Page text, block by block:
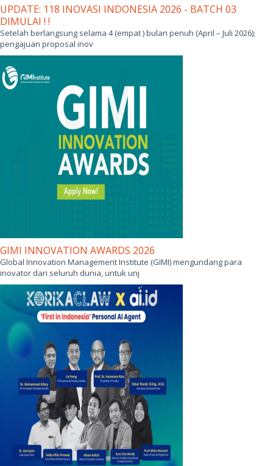
UPDATE: 118 INOVASI INDONESIA 2026 - BATCH 03
DIMULAI ! !
Setelah berlangsung selama 4 (empat ) bulan penuh (April – Juli 2026);
pengajuan proposal inov
GIMI INNOVATION AWARDS 2026
Global Innovation Management Institute (GIMI) mengundang para
inovator dari seluruh dunia, untuk unj